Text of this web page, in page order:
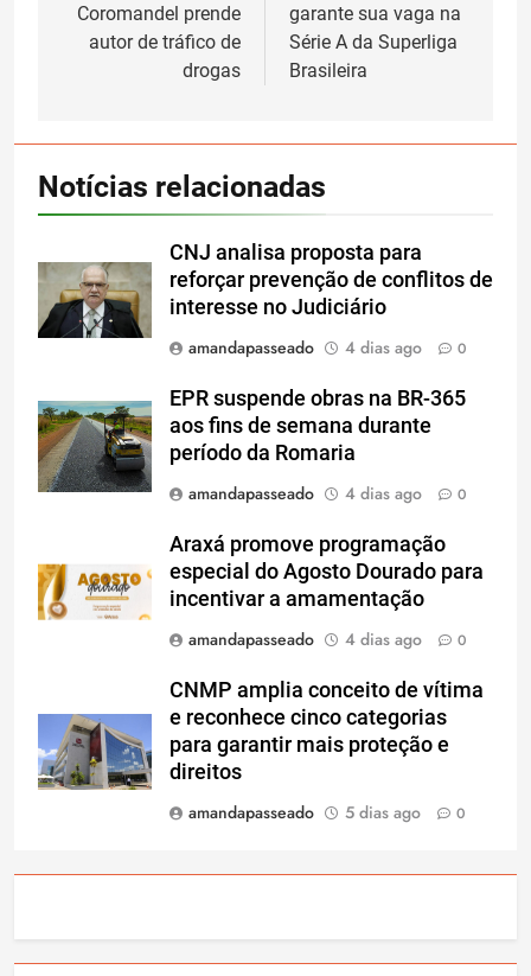
Post
Coromandel prende
autor de tráfico de
drogas
garante sua vaga na
Série A da Superliga
Brasileira
Notícias relacionadas
CNJ analisa proposta para
reforçar prevenção de conflitos de
interesse no Judiciário
amandapasseado
4 dias ago 0
EPR suspende obras na BR-365
aos fins de semana durante
período da Romaria
amandapasseado
4 dias ago 0
Araxá promove programação
especial do Agosto Dourado para
incentivar a amamentação
amandapasseado
4 dias ago 0
CNMP amplia conceito de vítima
e reconhece cinco categorias
para garantir mais proteção e
direitos
amandapasseado
5 dias ago 0